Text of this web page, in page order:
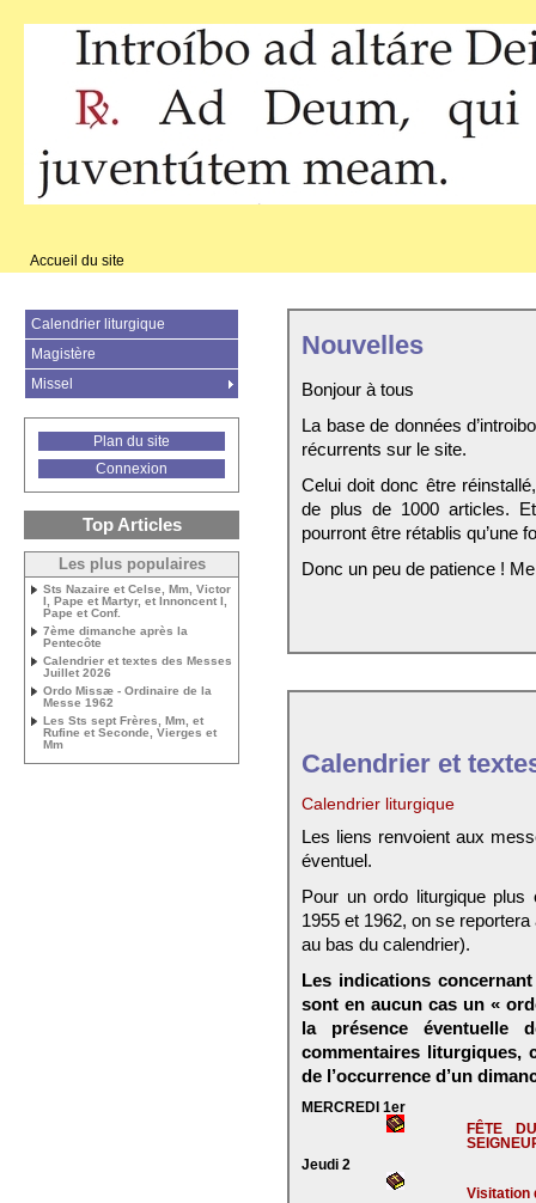
Accueil du site
Nouvelles
Bonjour à tous
La base de données
récurrents sur le site.
Celui doit donc être
de plus de 1000 articles.
pourront être rétablis qu’une
Donc un peu de patience !
Calendrier et
Calendrier liturgique
Les liens renvoient aux
éventuel.
Pour un ordo liturgique plus
1955 et 1962, on se
au bas du calendrier).
Les indications
sont en aucun cas un «
la présence éventuelle
commentaires liturgiques,
de l’occurrence d’un
MERCREDI 1er
FÊTE
Jeudi 2
Visitation
Calendrier liturgique
Magistère
Missel
Plan du site
Connexion
Top Articles
Les plus populaires
Sts Nazaire et Celse, Mm, Victor
I, Pape et Martyr, et Innoncent I,
Pape et Conf.
7ème dimanche après la
Pentecôte
Calendrier et textes des Messes
Juillet 2026
Ordo Missæ - Ordinaire de la
Messe 1962
Les Sts sept Frères, Mm, et
Rufine et Seconde, Vierges et
Mm